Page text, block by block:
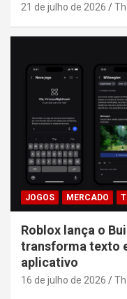
21 de julho de 2026
JOGOS MERCADO
Roblox lança o
transforma texto
aplicativo
16 de julho de 2026